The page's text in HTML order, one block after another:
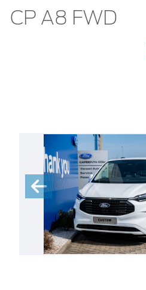
CP A8 FWD